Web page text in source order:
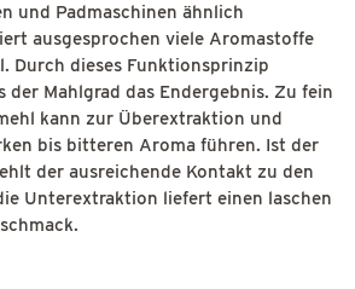
und Padmaschinen ähnlich
ausgesprochen viele Aromastoffe
Durch dieses Funktionsprinzip
der Mahlgrad das Endergebnis. Zu fein
kann zur Überextraktion und
bis bitteren Aroma führen. Ist der
der ausreichende Kontakt zu den
Unterextraktion liefert einen laschen